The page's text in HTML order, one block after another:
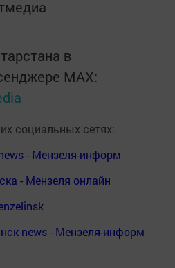
в
MАХ:
социальных сетях:
- Мензеля-информ
- Мензеля онлайн
news - Мензеля-информ